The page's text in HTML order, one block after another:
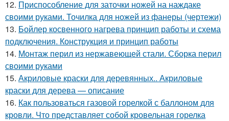
12. Приспособление для заточки ножей на наждаке
своими руками. Точилка для ножей из фанеры (чертежи)
13. Бойлер косвенного нагрева принцип работы и схема
подключения. Конструкция и принцип работы
14. Монтаж перил из нержавеющей стали. Сборка перил
своими руками
15. Акриловые краски для деревянных.. Акриловые
краски для дерева — описание
16. Как пользоваться газовой горелкой с баллоном для
кровли. Что представляет собой кровельная горелка